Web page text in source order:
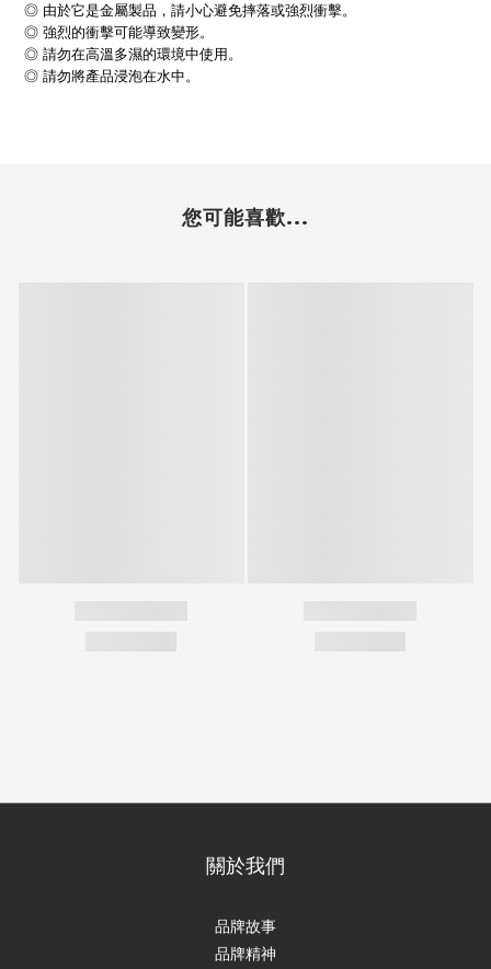
◎ 由於它是金屬製品，請小心避免摔落或強烈衝擊。
◎ 強烈的衝擊可能導致變形。
◎ 請勿在高溫多濕的環境中使用。
◎ 請勿將產品浸泡在水中。
您可能喜歡...
關於我們
品牌故事
品牌精神